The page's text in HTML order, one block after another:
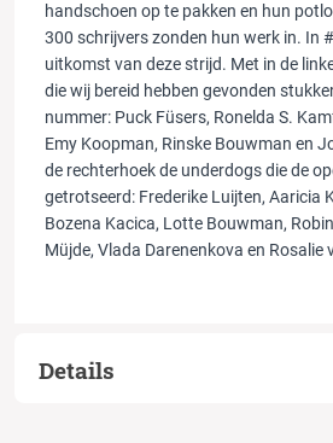
handschoen op te pakken en hun
300 schrijvers zonden hun werk in. In
uitkomst van deze strijd. Met in de
die wij bereid hebben gevonden
nummer: Puck Füsers, Ronelda S.
Emy Koopman, Rinske Bouwman en
de rechterhoek de underdogs die de
getrotseerd: Frederike Luijten, Aaricia
Bozena Kacica, Lotte Bouwman,
Müjde, Vlada Darenenkova en Rosalie
Details